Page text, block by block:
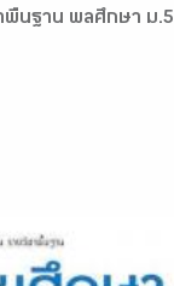
พื้นฐาน พลศึกษา ม.5